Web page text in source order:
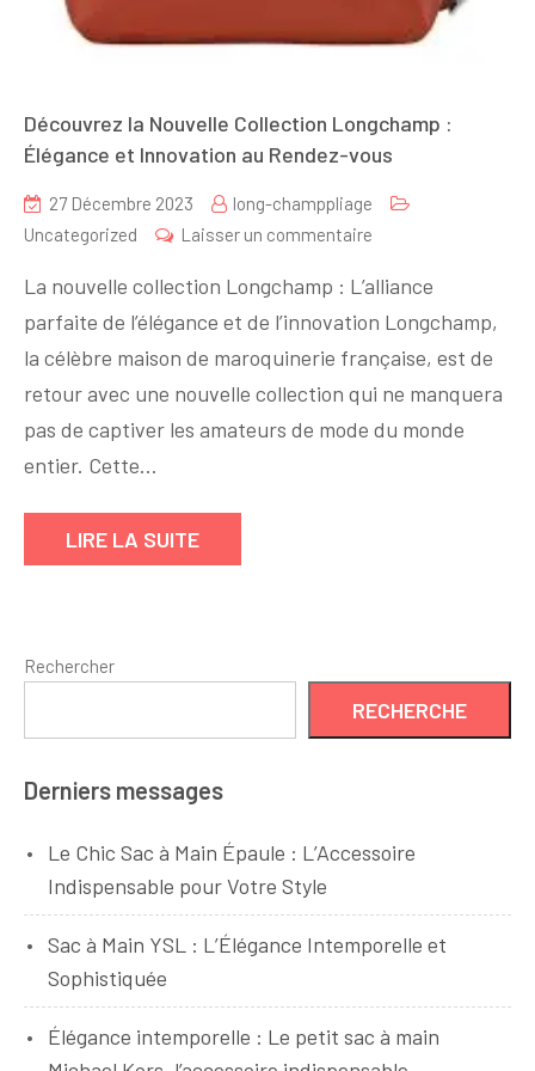
Découvrez la Nouvelle Collection Longchamp :
Élégance et Innovation au Rendez-vous
27 Décembre 2023
long-champpliage
Uncategorized
Laisser un commentaire
la
Nouvelle
Collection
Longchamp
La nouvelle collection Longchamp : L’alliance
parfaite de l’élégance et de l’innovation Longchamp,
la célèbre maison de maroquinerie française, est de
retour avec une nouvelle collection qui ne manquera
pas de captiver les amateurs de mode du monde
entier. Cette…
LIRE LA SUITE
Rechercher
RECHERCHE
Derniers messages
Le Chic Sac à Main Épaule : L’Accessoire
Indispensable pour Votre Style
Sac à Main YSL : L’Élégance Intemporelle et
Sophistiquée
Élégance intemporelle : Le petit sac à main